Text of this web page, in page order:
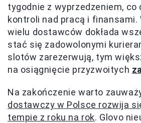
tygodnie z wyprzedzeniem, co
kontroli nad pracą i finansami.
wielu dostawców dokłada
stać się zadowolonymi
slotów zarezerwują, tym
na osiągnięcie przyzwoitych
Na zakończenie warto
dostawczy w Polsce rozwija
tempie z roku na rok. Glovo